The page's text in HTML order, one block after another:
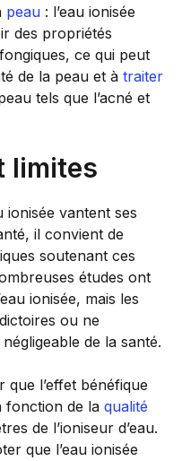
peau : l’eau ionisée
des propriétés
ce qui peut
de la peau et à traiter
tels que l’acné et
limites
ionisée vantent ses
il convient de
soutenant ces
études ont
ionisée, mais les
ou ne
de la santé.
l’effet bénéfique
fonction de la qualité
de l’ioniseur d’eau.
que l’eau ionisée